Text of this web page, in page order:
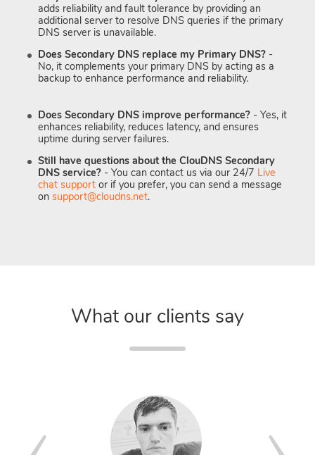
adds reliability and fault tolerance by providing an
additional server to resolve DNS queries if the primary
DNS server is unavailable.
Does Secondary DNS replace my Primary DNS? -
No, it complements your primary DNS by acting as a
backup to enhance performance and reliability.
Does Secondary DNS improve performance? - Yes, it
enhances reliability, reduces latency, and ensures
uptime during server failures.
Still have questions about the ClouDNS Secondary
DNS service? - You can contact us via our 24/7 Live
chat support or if you prefer, you can send a message
on support@cloudns.net.
What our clients say